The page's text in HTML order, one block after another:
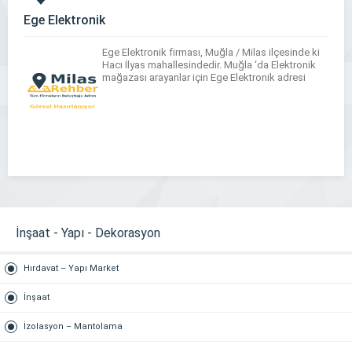
Ege Elektronik
Ege Elektronik firması, Muğla / Milas ilçesinde ki
Hacı İlyas mahallesindedir. Muğla ‘da Elektronik
mağazası arayanlar için Ege Elektronik adresi
İnşaat - Yapı - Dekorasyon
Hırdavat – Yapı Market
İnşaat
İzolasyon – Mantolama